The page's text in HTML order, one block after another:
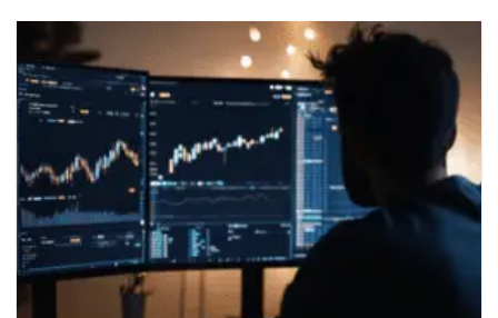
vào lĩnh vực bất động sản. Dự án này là...